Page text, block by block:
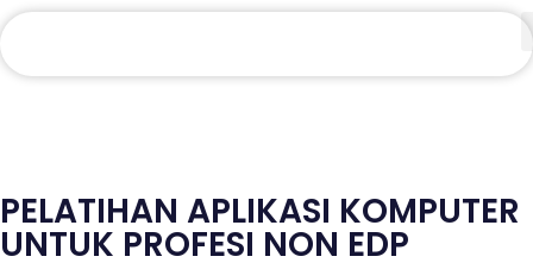
PELATIHAN APLIKASI KOMPUTER
UNTUK PROFESI NON EDP